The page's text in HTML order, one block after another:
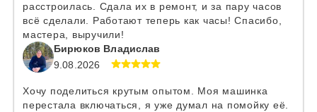
расстроилась. Сдала их в ремонт, и за пару часов
всё сделали. Работают теперь как часы! Спасибо,
мастера, выручили!
Бирюков Владислав
9.08.2026
Хочу поделиться крутым опытом. Моя машинка
перестала включаться, я уже думал на помойку её.